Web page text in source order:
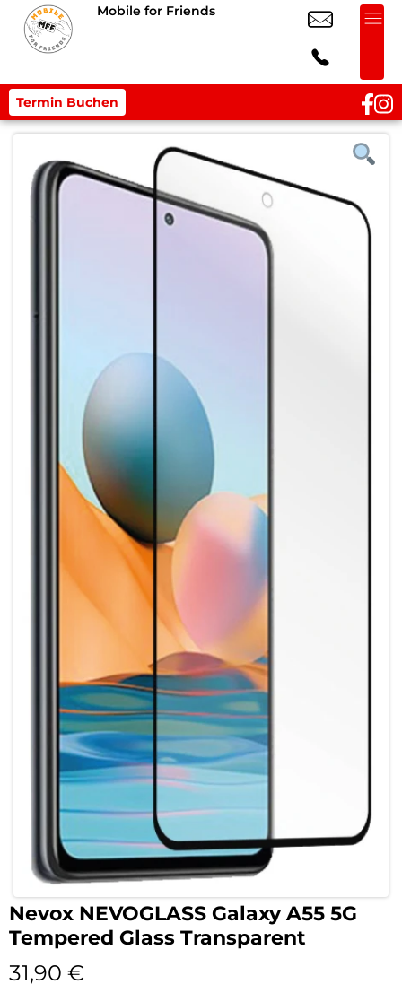
Mobile for Friends
Termin Buchen
Nevox NEVOGLASS Galaxy A55 5G
Tempered Glass Transparent
31,90 €